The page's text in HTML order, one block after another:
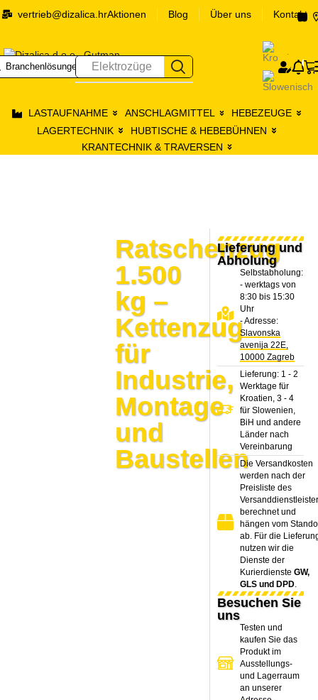
vertrieb@dizalica.hrAktionen Blog Über uns Kontakt
Branchenlösungen Elektrozüge 0
LASTAUFNAHME ANSCHLAGMITTEL
HEBEZEUGE
LAGERTECHNIK
HUBTISCHE & HEBEBÜHNEN
KRANTECHNIK & TRAVERSEN
Ratschenzug
1.500
kg –
Kettenzug
für
Industrie,
Montage
und
Baustellen
Lieferung und
Abholung
Selbstabholung:
- werktags von
8:30 bis 15:30
Uhr
- Adresse:
Slavonska
avenija 22E,
10000 Zagreb
Lieferung: 1 - 2
Werktage für
Kroatien, 3 - 4
für Slowenien,
BiH und andere
Länder nach
Vereinbarung
Die Versandkosten
werden nach der
Preisliste des
berechnet und
hängen vom
ab. Für die
nutzen wir die
Dienste der
Kurierdienste GW,
GLS und DPD.
Besuchen Sie
uns
Testen und
kaufen Sie das
Produkt im
Ausstellungs-
und Lagerraum
an unserer